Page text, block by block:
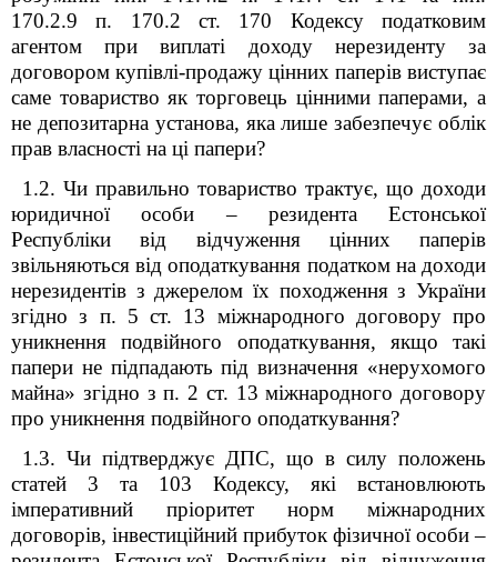
170.2.9 п. 170.2 ст. 170 Кодексу податковим
агентом при виплаті доходу нерезиденту за
договором купівлі-продажу цінних паперів виступає
саме товариство як торговець цінними паперами, а
не депозитарна установа, яка лише забезпечує облік
прав власності на ці папери?
1.2. Чи правильно товариство трактує, що доходи
юридичної особи – резидента Естонської
Республіки від відчуження цінних паперів
звільняються від оподаткування податком на доходи
нерезидентів з джерелом їх походження з України
згідно з п. 5 ст. 13 міжнародного договору про
уникнення подвійного оподаткування, якщо такі
папери не підпадають під визначення «нерухомого
майна» згідно з п. 2 ст. 13 міжнародного договору
про уникнення подвійного оподаткування?
1.3. Чи підтверджує ДПС, що в силу положень
статей 3 та 103 Кодексу, які встановлюють
імперативний пріоритет норм міжнародних
договорів, інвестиційний прибуток фізичної особи –